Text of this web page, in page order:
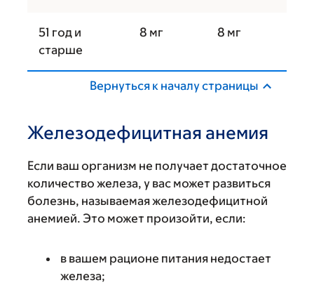
51 год и
старше
8 мг 8 мг
Вернуться к началу страницы
Железодефицитная анемия
Если ваш организм не получает достаточное
количество железа, у вас может развиться
болезнь, называемая железодефицитной
анемией. Это может произойти, если:
в вашем рационе питания недостает
железа;